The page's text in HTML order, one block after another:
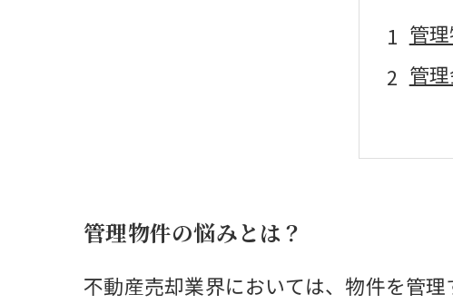
管
管
信
物
管理物件の悩みとは？
不動産売却業界においては、物件を管